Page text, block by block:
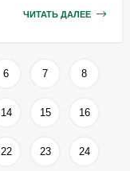
ЧИТАТЬ ДАЛЕЕ
6 7 8
14 15 16
22 23 24